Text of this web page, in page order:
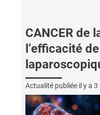
CANCER de
l’efficacité
Actualité publiée il y a 3